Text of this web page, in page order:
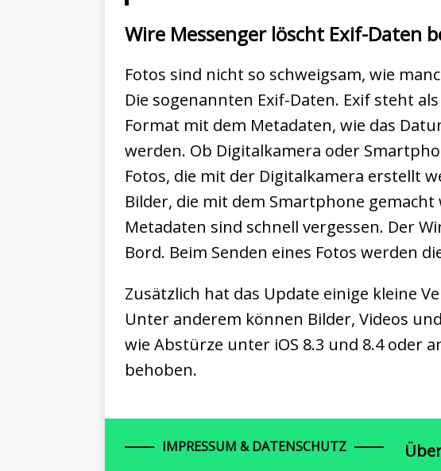
Wire Messenger löscht Exif-Daten
Fotos sind nicht so schweigsam, wie
Die sogenannten Exif-Daten. Exif steht
Format mit dem Metadaten, wie das
werden. Ob Digitalkamera oder
Fotos, die mit der Digitalkamera erstellt
Bilder, die mit dem Smartphone
Metadaten sind schnell vergessen. Der
Bord. Beim Senden eines Fotos werden
Zusätzlich hat das Update einige kleine
Unter anderem können Bilder, Videos
wie Abstürze unter iOS 8.3 und 8.4 oder
behoben.
IMPRESSUM & DATENSCHUTZ